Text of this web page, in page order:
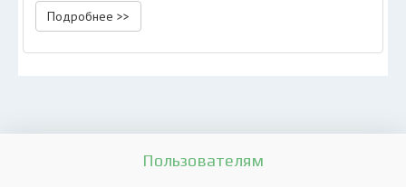
Подробнее >>
Пользователям